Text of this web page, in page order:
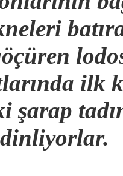
ilk
şarap
dinliyorlar.